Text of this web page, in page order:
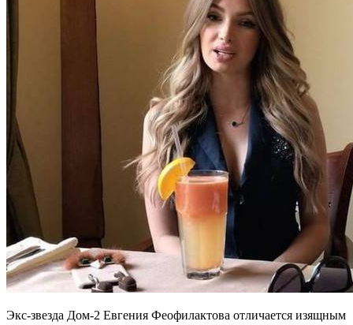
Экс-звезда Дом-2 Евгения Феофилактова отличается изящным